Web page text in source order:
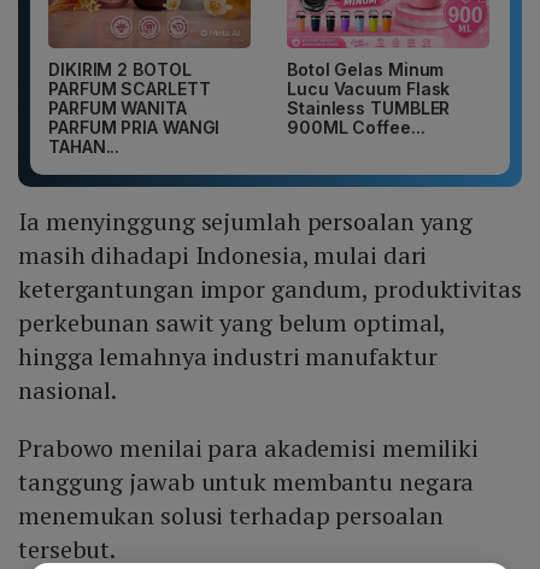
DIKIRIM 2 BOTOL
PARFUM SCARLETT
PARFUM WANITA
PARFUM PRIA WANGI
TAHAN...
Botol Gelas Minum
Lucu Vacuum Flask
Stainless TUMBLER
900ML Coffee...
Ia menyinggung sejumlah persoalan yang
masih dihadapi Indonesia, mulai dari
ketergantungan impor gandum, produktivitas
perkebunan sawit yang belum optimal,
hingga lemahnya industri manufaktur
nasional.
Prabowo menilai para akademisi memiliki
tanggung jawab untuk membantu negara
menemukan solusi terhadap persoalan
tersebut.